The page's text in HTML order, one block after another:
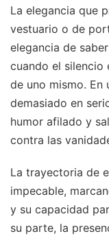
La elegancia que
vestuario o de
elegancia de
cuando el silencio
de uno mismo. En
demasiado en
humor afilado y
contra las
La trayectoria de
impecable,
y su capacidad
su parte, la